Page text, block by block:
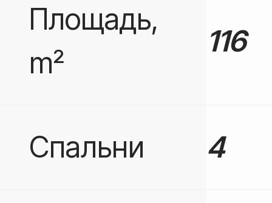
Площадь,
m²
116
Спальни 4